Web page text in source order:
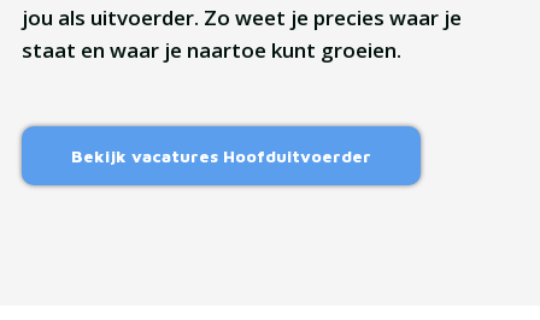
jou als uitvoerder. Zo weet je precies waar je
staat en waar je naartoe kunt groeien.
Bekijk vacatures Hoofduitvoerder